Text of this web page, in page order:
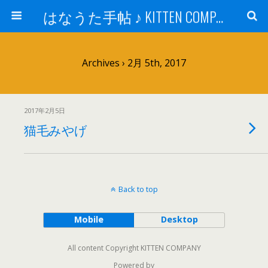
はなうた手帖 ♪ KITTEN COMPANY
Archives › 2月 5th, 2017
2017年2月5日
猫毛みやげ
Back to top
Mobile Desktop
All content Copyright KITTEN COMPANY
Powered by